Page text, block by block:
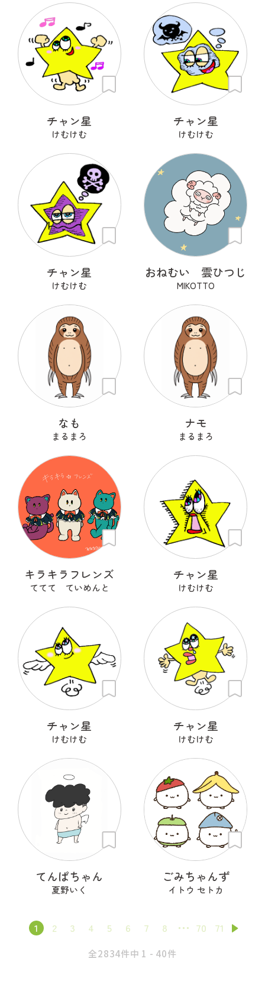
チャン星
けむけむ
チャン星
けむけむ
チャン星
けむけむ
おねむい 雲ひつじ
MIKOTTO
なも
まるまろ
ナモ
まるまろ
キラキラフレンズ
ててて ていめんと
チャン星
けむけむ
チャン星
けむけむ
チャン星
けむけむ
てんぱちゃん
夏野いく
ごみちゃんず
イトウ セトカ
1 2 3 4 5 6 7 8 70 71
全2834件中 1 - 40件